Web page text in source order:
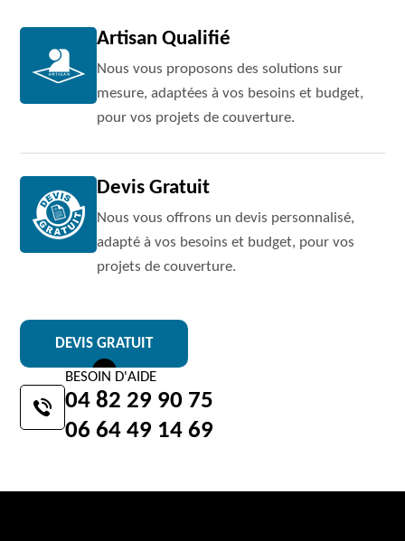
Artisan Qualifié
Nous vous proposons des solutions sur
mesure, adaptées à vos besoins et budget,
pour vos projets de couverture.
Devis Gratuit
Nous vous offrons un devis personnalisé,
adapté à vos besoins et budget, pour vos
projets de couverture.
DEVIS GRATUIT
BESOIN D'AIDE
04 82 29 90 75
06 64 49 14 69